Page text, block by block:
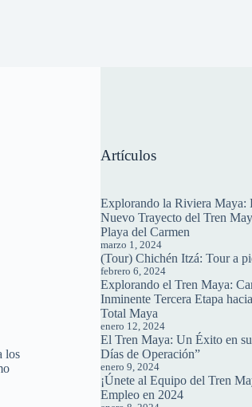
los
Artículos
Explorando la Riviera Maya:
Nuevo Trayecto del Tren
Playa del Carmen
marzo 1, 2024
(Tour) Chichén Itzá: Tour a
febrero 6, 2024
Explorando el Tren Maya:
Inminente Tercera Etapa
Total Maya
enero 12, 2024
El Tren Maya: Un Éxito en
Días de Operación”
enero 9, 2024
¡Únete al Equipo del Tren
Empleo en 2024